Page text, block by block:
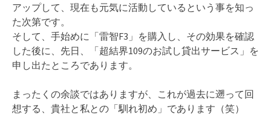
アップして、現在も元気に活動しているという事を知っ
た次第です。
そして、手始めに「雷智F3」を購入し、その効果を確認
した後に、先日、「超結界109のお試し貸出サービス」を
申し出たところであります。
まったくの余談ではありますが、これが過去に遡って回
想する、貴社と私との「馴れ初め」であります（笑）